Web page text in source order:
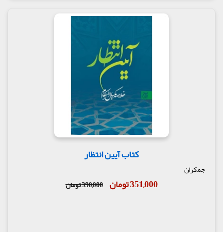
کتاب آیین انتظار
جمکران
351,000 تومان 390,000 تومان